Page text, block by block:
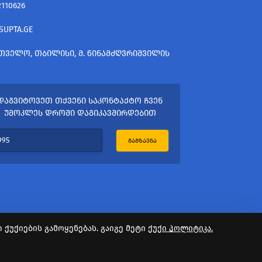
ᲗᲑᲘᲚᲘᲡᲘ, Მ. ᲬᲘᲜᲐᲛᲫᲦᲕᲠᲘᲨᲕᲘᲚᲘᲡ
ᲗᲥᲕᲔᲜᲘ ᲡᲐᲙᲝᲜᲢᲐᲥᲢᲝ ᲩᲕᲔᲜ
ᲣᲛᲝᲙᲚᲔᲡ ᲓᲠᲝᲨᲘ ᲓᲐᲒᲘᲙᲐᲕᲨᲘᲠᲓᲔᲑᲘᲗ
ᲒᲐᲒᲖᲐᲕᲜᲐ
გამოყენებას. გაიგე მეტი ქუქი პოლიტიკა.